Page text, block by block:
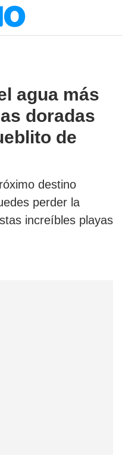
agua más
doradas
de
destino
perder la
increíbles playas